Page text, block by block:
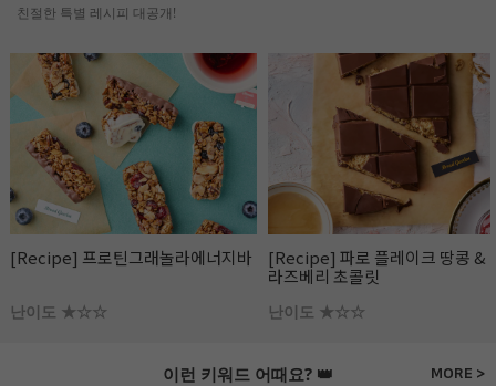
친절한 특별 레시피 대공개!
[Recipe] 프로틴그래놀라에너지바
난이도 ★☆☆
[Recipe] 파로 플레이크 땅콩 &
라즈베리 초콜릿
난이도 ★☆☆
이런 키워드 어때요? 👑 MORE >